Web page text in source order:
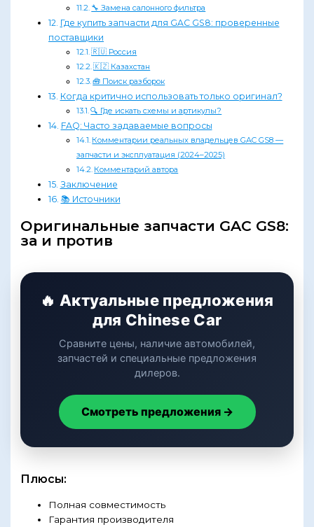
🔧 Замена салонного фильтра
Где купить запчасти для GAC GS8: проверенные
поставщики
🇷🇺 Россия
🇰🇿 Казахстан
🧰 Поиск разборок
Когда критично использовать только оригинал?
🔍 Где искать схемы и артикулы?
FAQ: Часто задаваемые вопросы
Комментарии реальных владельцев GAC GS8 —
запчасти и эксплуатация (2024–2025)
Комментарий автора
Заключение
📚 Источники
Оригинальные запчасти GAC GS8:
за и против
🔥 Актуальные предложения
для Chinese Car
Сравните цены, наличие автомобилей,
запчастей и специальные предложения
дилеров.
Смотреть предложения →
Плюсы:
Полная совместимость
Гарантия производителя